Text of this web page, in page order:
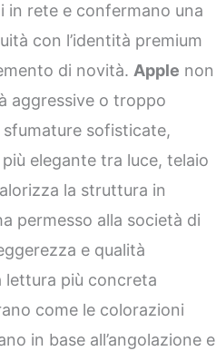
in rete e confermano una
con l’identità premium
di novità.Apple non
aggressive o troppo
sofisticate,
elegante tra luce, telaio
la struttura in
permesso alla società di
e qualità
lettura più concreta
come le colorazioni
in base all’angolazione e